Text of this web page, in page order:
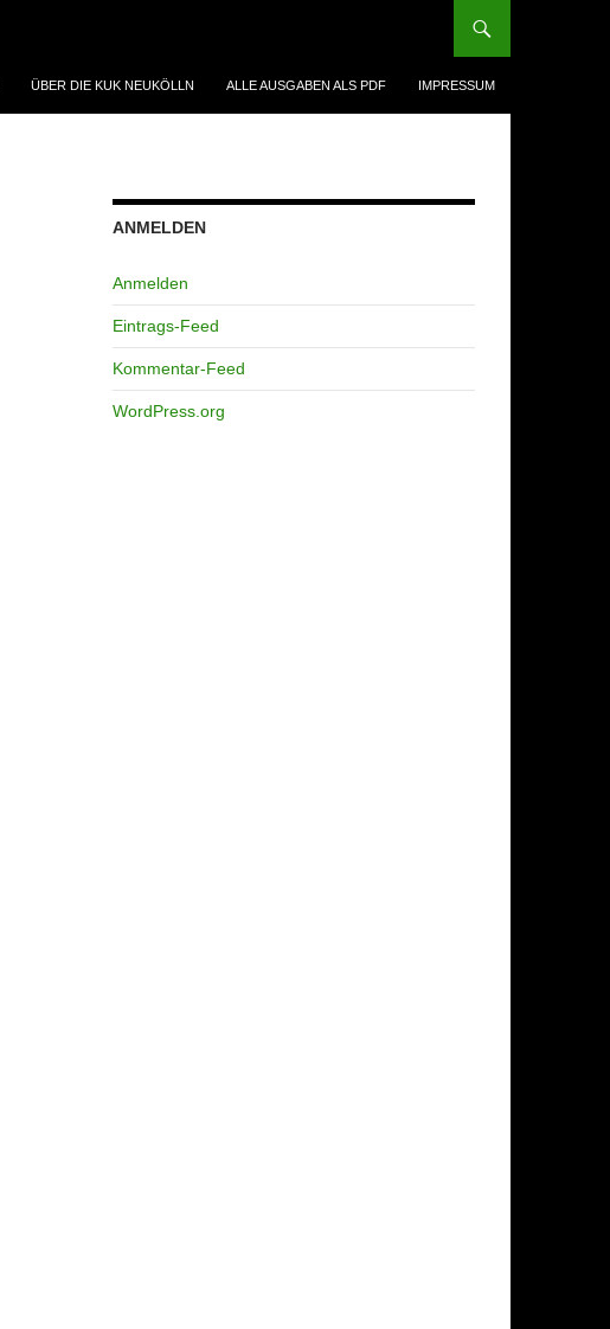
ÜBER DIE KUK NEUKÖLLN ALLE AUSGABEN ALS PDF IMPRESSUM
ANMELDEN
Anmelden
Eintrags-Feed
Kommentar-Feed
WordPress.org